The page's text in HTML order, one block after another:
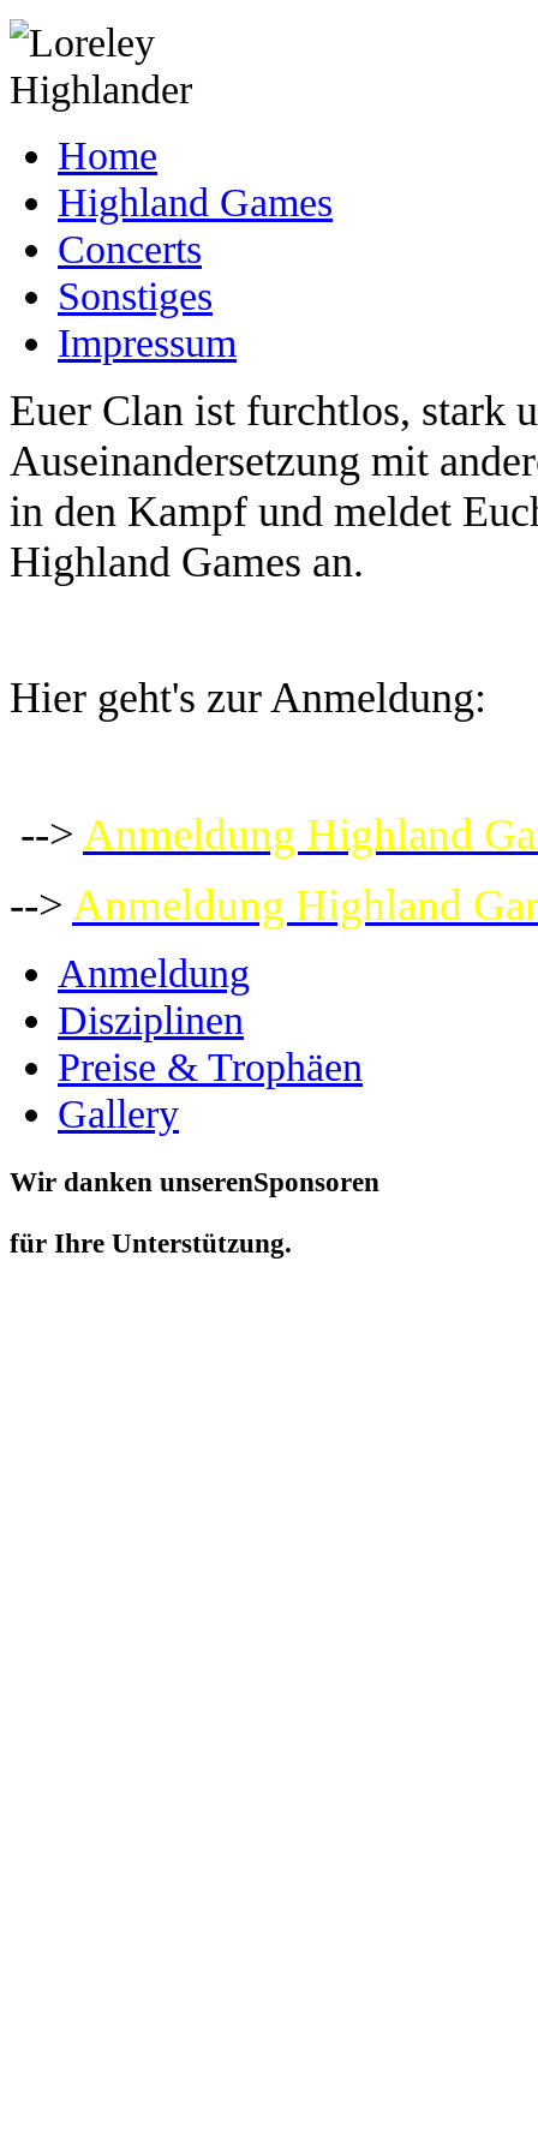
Home
Highland Games
Concerts
Sonstiges
Impressum
Euer Clan ist furchtlos, stark
Auseinandersetzung mit
in den Kampf und meldet
Highland Games an.
Hier geht's zur Anmeldung:
--> Anmeldung Highland
--> Anmeldung Highland
Anmeldung
Disziplinen
Preise & Trophäen
Gallery
Wir danken unserenSponsoren
für Ihre Unterstützung.